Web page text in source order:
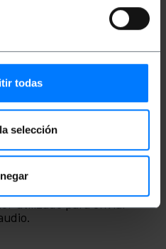
todas
selección
utilizado para enviar